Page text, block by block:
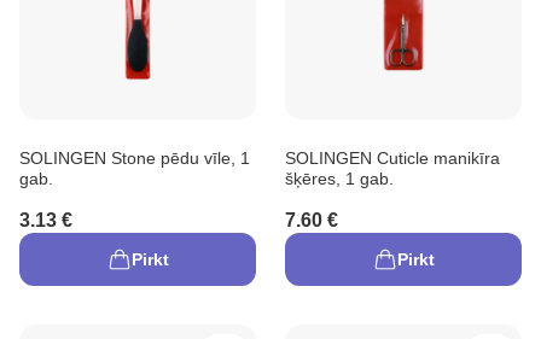
SOLINGEN Stone pēdu vīle, 1
gab.
3.13 €
Pirkt
SOLINGEN Cuticle manikīra
šķēres, 1 gab.
7.60 €
Pirkt